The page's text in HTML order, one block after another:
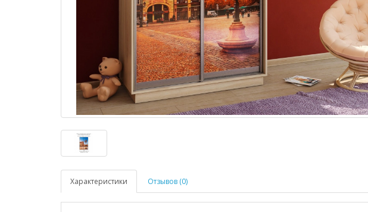
Характеристики Отзывов (0)